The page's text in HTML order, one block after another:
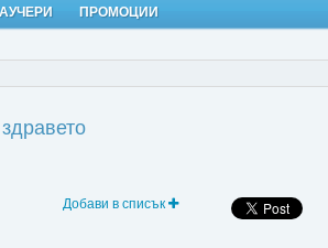
ПРОМОЦИИ
Добави в списък